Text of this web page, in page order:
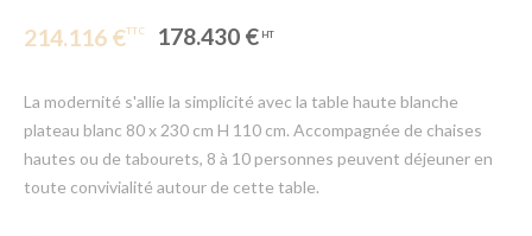
214.116 € 178.430 €
La modernité s'allie la simplicité avec la table haute blanche
plateau blanc 80 x 230 cm H 110 cm. Accompagnée de chaises
hautes ou de tabourets, 8 à 10 personnes peuvent déjeuner en
toute convivialité autour de cette table.